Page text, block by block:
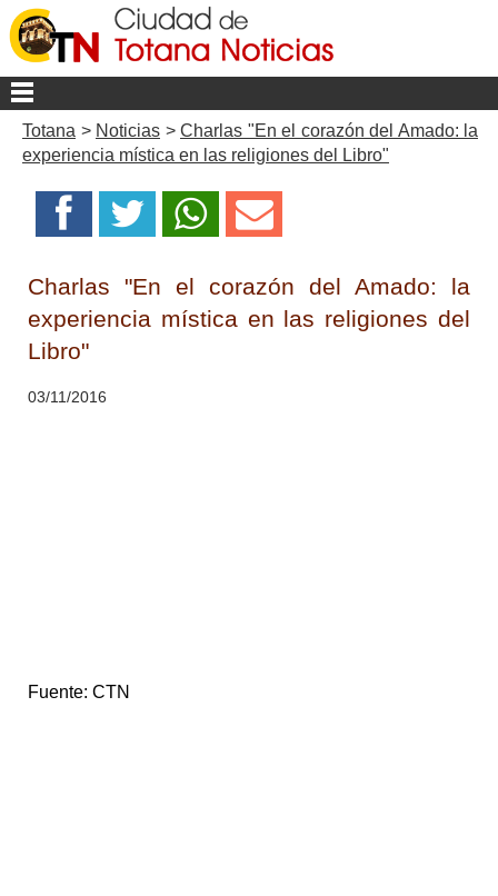
Totana > Noticias > Charlas "En el corazón del Amado: la
experiencia mística en las religiones del Libro"
Charlas "En el corazón del Amado: la
experiencia mística en las religiones del
Libro"
03/11/2016
Fuente: CTN